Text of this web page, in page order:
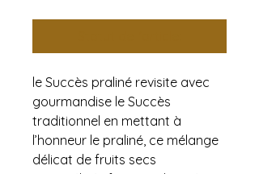
le Succès praliné revisite avec
gourmandise le Succès
traditionnel en mettant à
l’honneur le praliné, ce mélange
délicat de fruits secs